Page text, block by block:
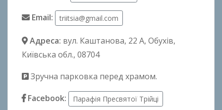
Email: triitsia@gmail.com
Адреса: вул. Каштанова, 22 А, Обухів,
Київська обл., 08704
Зручна парковка перед храмом.
Facebook:
Парафія Пресвятої Трійці